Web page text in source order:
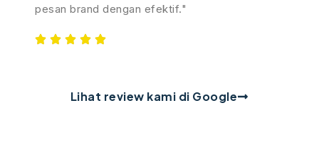
pesan brand dengan efektif."
Lihat review kami di Google